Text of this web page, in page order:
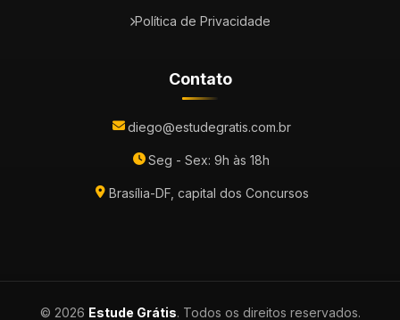
Política de Privacidade
Contato
diego@estudegratis.com.br
Seg - Sex: 9h às 18h
Brasília-DF, capital dos Concursos
© 2026 Estude Grátis. Todos os direitos reservados.